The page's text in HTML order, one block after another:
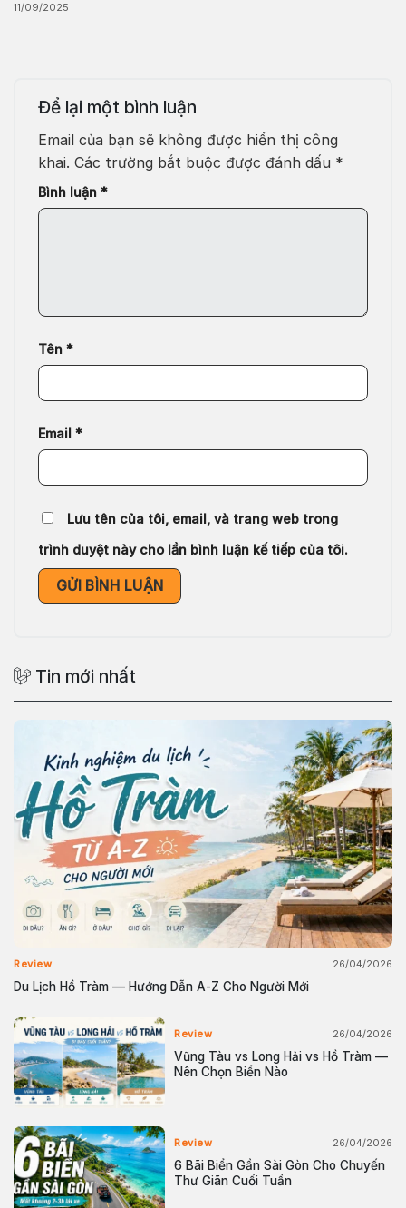
11/09/2025
Để lại một bình luận
Email của bạn sẽ không được hiển thị công
khai. Các trường bắt buộc được đánh dấu *
Bình luận *
Tên *
Email *
Lưu tên của tôi, email, và trang web trong
trình duyệt này cho lần bình luận kế tiếp của tôi.
Tin mới nhất
Review
Du Lịch Hồ Tràm — Hướng Dẫn A-Z Cho Người Mới
26/04/2026
Review
Vũng Tàu vs Long Hải vs Hồ Tràm —
Nên Chọn Biển Nào
26/04/2026
Review
6 Bãi Biển Gần Sài Gòn Cho Chuyến
Thư Giãn Cuối Tuần
26/04/2026